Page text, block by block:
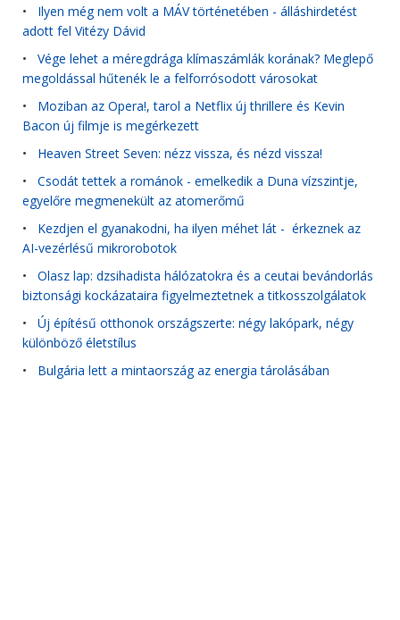
• Ilyen még nem volt a MÁV történetében - álláshirdetést
adott fel Vitézy Dávid
• Vége lehet a méregdrága klímaszámlák korának? Meglepő
megoldással hűtenék le a felforrósodott városokat
• Moziban az Opera!, tarol a Netflix új thrillere és Kevin
Bacon új filmje is megérkezett
• Heaven Street Seven: nézz vissza, és nézd vissza!
• Csodát tettek a románok - emelkedik a Duna vízszintje,
egyelőre megmenekült az atomerőmű
• Kezdjen el gyanakodni, ha ilyen méhet lát - érkeznek az
AI-vezérlésű mikrorobotok
• Olasz lap: dzsihadista hálózatokra és a ceutai bevándorlás
biztonsági kockázataira figyelmeztetnek a titkosszolgálatok
• Új építésű otthonok országszerte: négy lakópark, négy
különböző életstílus
• Bulgária lett a mintaország az energia tárolásában